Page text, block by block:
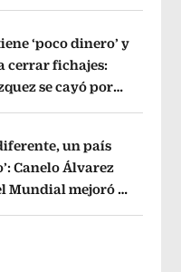
‘poco dinero’ y
cerrar fichajes:
se cayó por
un país
Canelo Álvarez
Mundial mejoró la